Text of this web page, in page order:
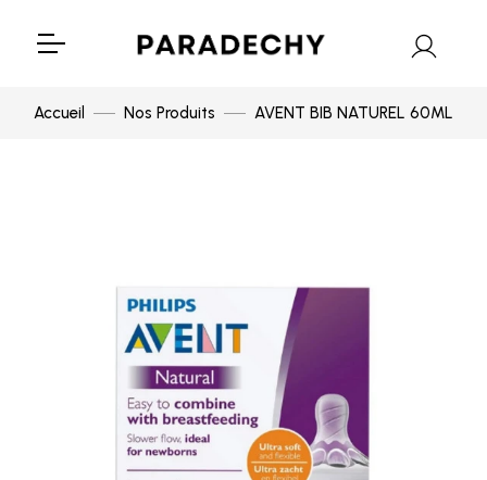
Accueil Nos Produits AVENT BIB NATUREL 60ML